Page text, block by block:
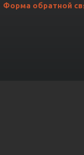
Форма обратной